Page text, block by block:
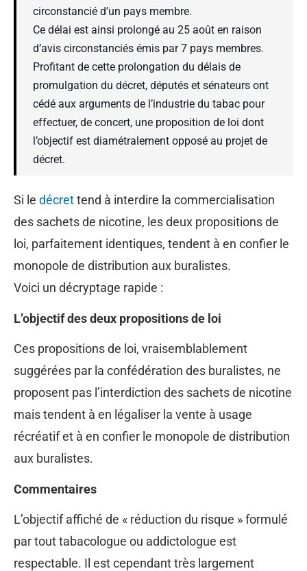
circonstancié d’un pays membre.
Ce délai est ainsi prolongé au 25 août en raison
d’avis circonstanciés émis par 7 pays membres.
Profitant de cette prolongation du délais de
promulgation du décret, députés et sénateurs ont
cédé aux arguments de l’industrie du tabac pour
effectuer, de concert, une proposition de loi dont
l’objectif est diamétralement opposé au projet de
décret.
Si le décrettend à interdire la commercialisation
des sachets de nicotine, les deux propositions de
loi, parfaitement identiques, tendent à en confier le
monopole de distribution aux buralistes.
Voici un décryptage rapide :
L’objectif des deux propositions de loi
Ces propositions de loi, vraisemblablement
suggérées par la confédération des buralistes, ne
proposent pas l’interdiction des sachets de nicotine
mais tendent à en légaliser la vente à usage
récréatif et à en confier le monopole de distribution
aux buralistes.
Commentaires
L’objectif affiché de « réduction du risque » formulé
par tout tabacologue ou addictologue est
respectable. Il est cependant très largement